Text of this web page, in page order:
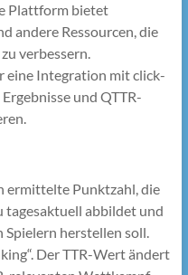
Plattform bietet
andere Ressourcen, die
verbessern.
eine Integration mit click-
und QTTR-
ermittelte Punktzahl, die
tagesaktuell abbildet und
Spielern herstellen soll.
Der TTR-Wert ändert